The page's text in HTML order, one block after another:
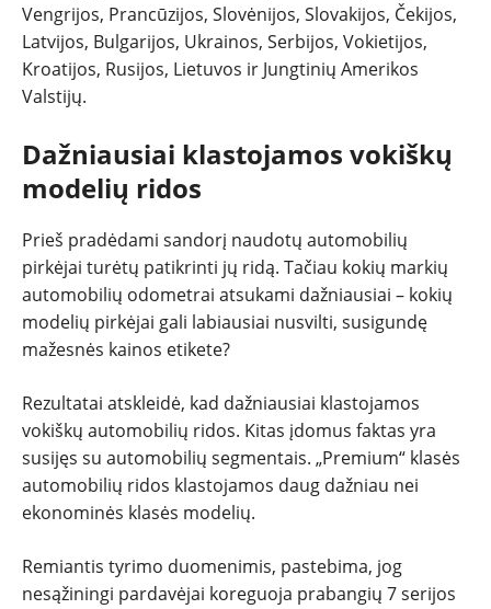
Vengrijos, Prancūzijos, Slovėnijos, Slovakijos, Čekijos,
Latvijos, Bulgarijos, Ukrainos, Serbijos, Vokietijos,
Kroatijos, Rusijos, Lietuvos ir Jungtinių Amerikos
Valstijų.
Dažniausiai klastojamos vokiškų
modelių ridos
Prieš pradėdami sandorį naudotų automobilių
pirkėjai turėtų patikrinti jų ridą. Tačiau kokių markių
automobilių odometrai atsukami dažniausiai – kokių
modelių pirkėjai gali labiausiai nusvilti, susigundę
mažesnės kainos etikete?
Rezultatai atskleidė, kad dažniausiai klastojamos
vokiškų automobilių ridos. Kitas įdomus faktas yra
susijęs su automobilių segmentais. „Premium“ klasės
automobilių ridos klastojamos daug dažniau nei
ekonominės klasės modelių.
Remiantis tyrimo duomenimis, pastebima, jog
nesąžiningi pardavėjai koreguoja prabangių 7 serijos